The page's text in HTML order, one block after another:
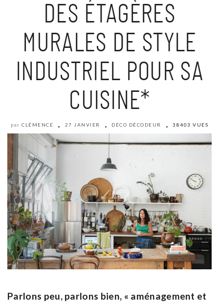
DES ÉTAGÈRES
MURALES DE STYLE
INDUSTRIEL POUR SA
CUISINE*
par CLÉMENCE 27 JANVIER DÉCO DÉCODEUR 38403 VUES
Parlons peu, parlons bien, « aménagement et